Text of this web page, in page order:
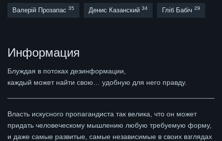
Валерій Прозапас 35 Денис Казанский 34 Гліб Бабіч 29
Информация
Блуждая в потоках дезинформации,
каждый может найти свою… удобную для него правду.
Власть искусного пропагандиста так велика, что он может
придать человеческому мышлению любую требуемую форму,
и даже самые развитые, самые независимые в своих взглядах